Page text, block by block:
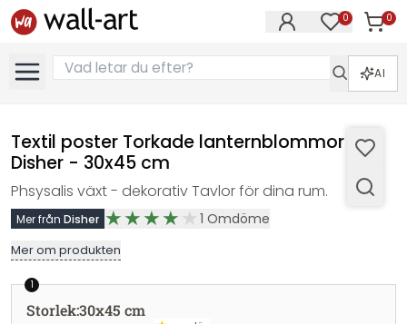
0 0
AI
Textil poster Torkade lanternblommor -
Disher - 30x45 cm
Phsysalis växt - dekorativ Tavlor för dina rum.
Mer från Disher 1 Omdöme
Mer om produkten
1
Storlek:30x45 cm